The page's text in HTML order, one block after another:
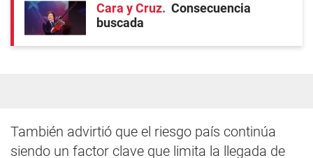
Cara y Cruz
Consecuencia
buscada
También advirtió que el riesgo país continúa
siendo un factor clave que limita la llegada de